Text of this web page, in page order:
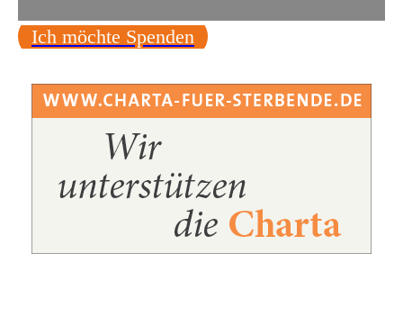
Ich möchte Spenden